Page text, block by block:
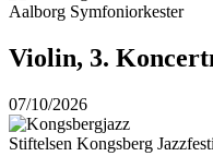
Aalborg Symfoniorkester
Violin, 3.
07/10/2026
Stiftelsen Kongsberg